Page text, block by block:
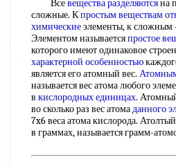
Всевещества разделяютсяна
сложные. Кпростым веществам
химическиеэлементы, к сложным
Элементом называетсяпростое
которого имеют одинаковое
характерной особенностью
является его атомный вес.
называется вес атома любого
в кислородных единицах.
во сколько раз вес атомаданного
7x6 веса атома кислорода.
в граммах, называется грамм-